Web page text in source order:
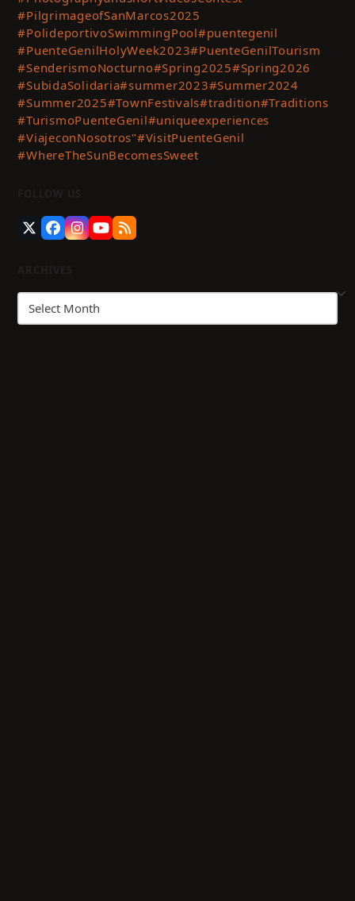
#PilgrimageofSanMarcos2025
#PolideportivoSwimmingPool#puentegenil
#PuenteGenilHolyWeek2023#PuenteGenilTourism
#SenderismoNocturno#Spring2025#Spring2026
#SubidaSolidaria#summer2023#Summer2024
#Summer2025#TownFestivals#tradition#Traditions
#TurismoPuenteGenil#uniqueexperiences
#ViajeconNosotros"#VisitPuenteGenil
#WhereTheSunBecomesSweet
TwitterFacebook
Instagram
YouTube
RSS
Archives